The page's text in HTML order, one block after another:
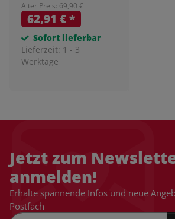
Alter Preis: 69,90 €
62,91 €*
Sofort lieferbar
Lieferzeit: 1 - 3
Werktage
Jetzt zum
anmelden!
Erhalte spannende Infos und neue
Postfach